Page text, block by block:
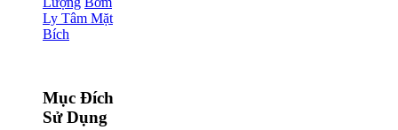
Ly Tâm Mặt
Bích
Mục Đích
Sử Dụng